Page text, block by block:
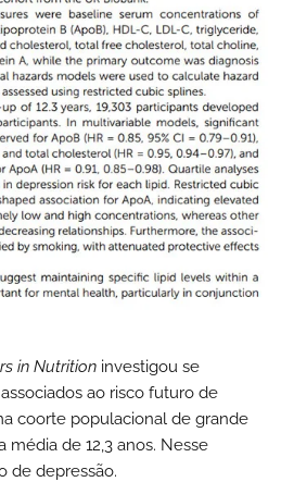
in Nutrition investigou se
ao risco futuro de
coorte populacional de grande
média de 12,3 anos. Nesse
de depressão.